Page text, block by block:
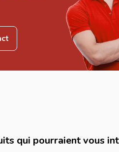
qui pourraient vous